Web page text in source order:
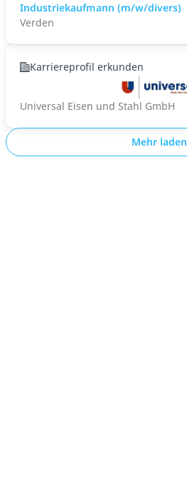
Industriekaufmann (m/w/divers)
Verden
Karriereprofil erkunden
Universal Eisen und Stahl GmbH
Mehr laden